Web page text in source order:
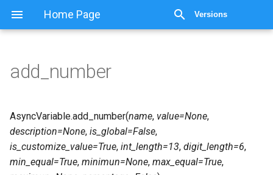
Home Page Versions
显示源代码
add_number
AsyncVariable.add_number(name, value=None,
description=None, is_global=False,
is_customize_value=True, int_length=13, digit_length=6,
min_equal=True, minimun=None, max_equal=True,